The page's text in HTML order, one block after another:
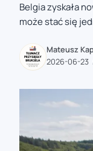
zaobserwuj nas
zaobserwuj nas
zaobserwuj nas
Belgia zyskała
może stać się
Mateusz
2026-06-23